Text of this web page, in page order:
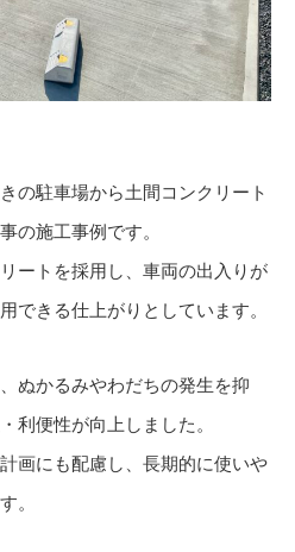
の駐車場から土間コンクリート
の施工事例です。
ートを採用し、車両の出入りが
できる仕上がりとしています。
ぬかるみやわだちの発生を抑
利便性が向上しました。
画にも配慮し、長期的に使いや
。